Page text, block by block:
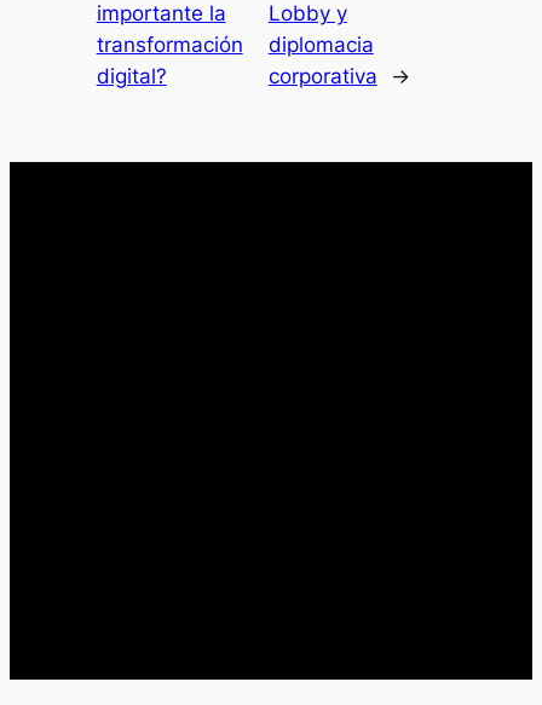
importante la
transformación
digital?
Lobby y
diplomacia
corporativa
→